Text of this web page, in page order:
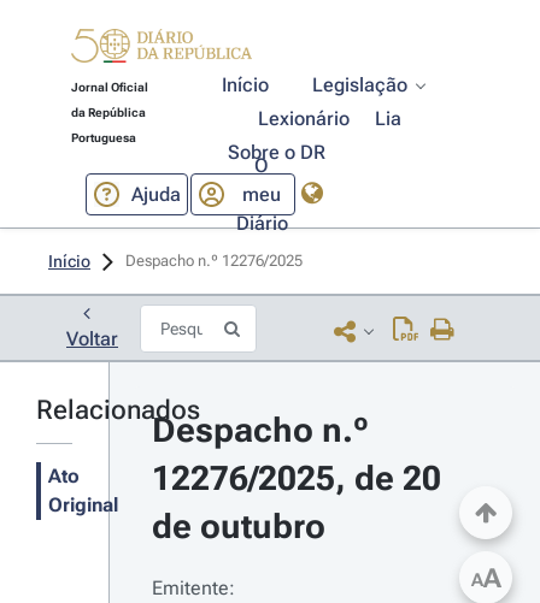
Jornal Oficial
da República
Portuguesa
Início
Legislação
Lexionário
Lia
Sobre o DR
Ajuda
O
meu
Diário
Início Despacho n.º 12276/2025
Voltar
Relacionados
Ato
Original
Despacho n.º
12276/2025, de 20
de outubro
Emitente:
AA